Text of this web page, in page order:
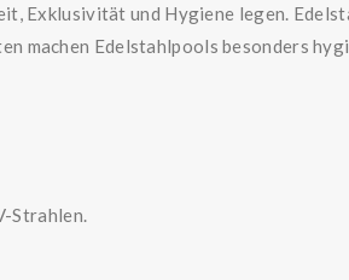
Exklusivität und Hygiene legen.
Edelstahlpools besonders
Strahlen.